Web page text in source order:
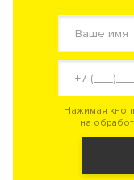
Нажимая
на